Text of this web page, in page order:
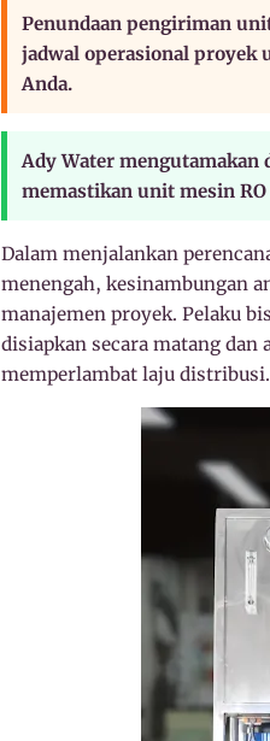
Penundaan pengiriman
jadwal operasional proyek
Anda.
Ady Water
memastikan unit mesin RO
Dalam menjalankan
menengah, kesinambungan
manajemen proyek. Pelaku
disiapkan secara matang
memperlambat laju distribusi.